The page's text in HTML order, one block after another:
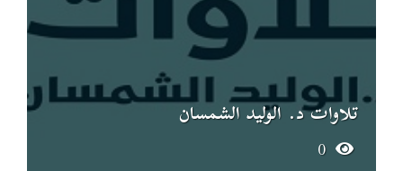
تلاوات د. الوليد الشمسان
0